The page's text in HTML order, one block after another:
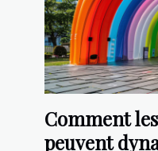
Comment
peuvent